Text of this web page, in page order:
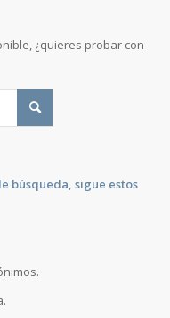
¿quieres probar con
búsqueda, sigue estos